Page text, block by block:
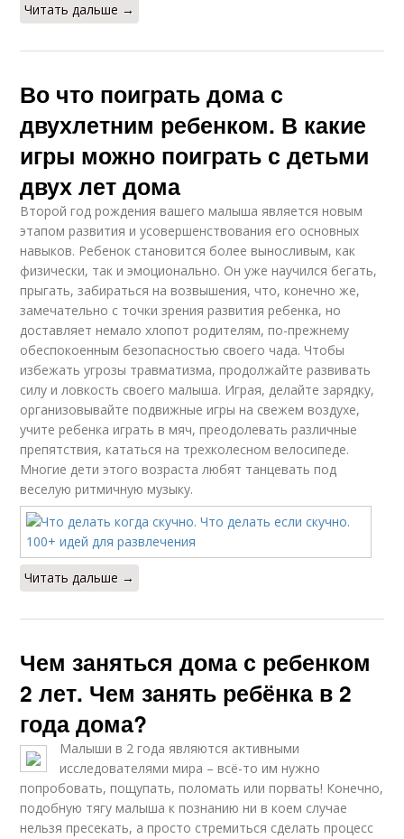
Читать дальше →
Во что поиграть дома с
двухлетним ребенком. В какие
игры можно поиграть с детьми
двух лет дома
Второй год рождения вашего малыша является новым
этапом развития и усовершенствования его основных
навыков. Ребенок становится более выносливым, как
физически, так и эмоционально. Он уже научился бегать,
прыгать, забираться на возвышения, что, конечно же,
замечательно с точки зрения развития ребенка, но
доставляет немало хлопот родителям, по-прежнему
обеспокоенным безопасностью своего чада. Чтобы
избежать угрозы травматизма, продолжайте развивать
силу и ловкость своего малыша. Играя, делайте зарядку,
организовывайте подвижные игры на свежем воздухе,
учите ребенка играть в мяч, преодолевать различные
препятствия, кататься на трехколесном велосипеде.
Многие дети этого возраста любят танцевать под
веселую ритмичную музыку.
Читать дальше →
Чем заняться дома с ребенком
2 лет. Чем занять ребёнка в 2
года дома?
Малыши в 2 года являются активными
исследователями мира – всё-то им нужно
попробовать, пощупать, поломать или порвать! Конечно,
подобную тягу малыша к познанию ни в коем случае
нельзя пресекать, а просто стремиться сделать процесс